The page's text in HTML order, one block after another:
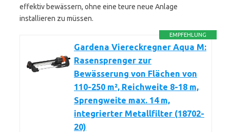
effektiv bewässern, ohne eine teure neue Anlage
installieren zu müssen.
EMPFEHLUNG
Gardena Viereckregner Aqua M:
Rasensprenger zur
Bewässerung von Flächen von
110-250 m², Reichweite 8-18 m,
Sprengweite max. 14 m,
integrierter Metallfilter (18702-
20)